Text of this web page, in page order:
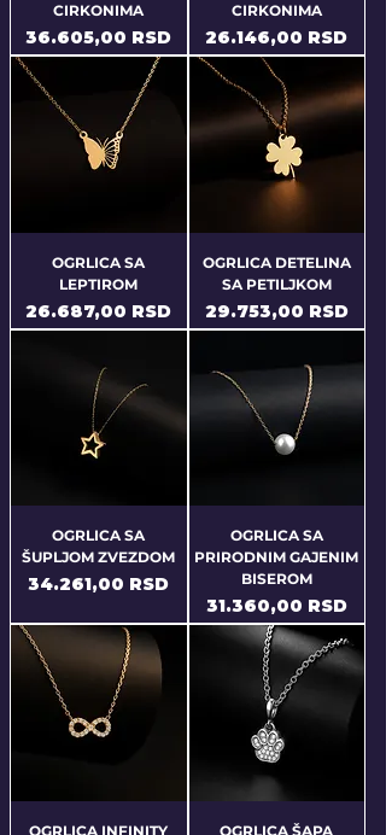
CIRKONIMA
Price
36.605,00 RSD
CIRKONIMA
Price
26.146,00 RSD
OGRLICA SA
LEPTIROM
Price
26.687,00 RSD
OGRLICA DETELINA
SA PETILJKOM
Price
29.753,00 RSD
OGRLICA SA
ŠUPLJOM ZVEZDOM
Price
34.261,00 RSD
OGRLICA SA
PRIRODNIM GAJENIM
BISEROM
Price
31.360,00 RSD
OGRLICA INFINITY OGRLICA ŠAPA